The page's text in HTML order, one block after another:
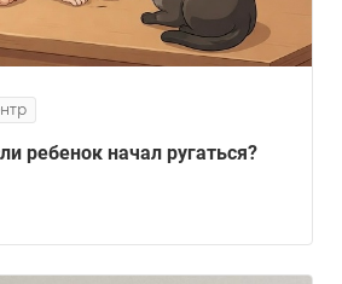
ребенок начал ругаться?